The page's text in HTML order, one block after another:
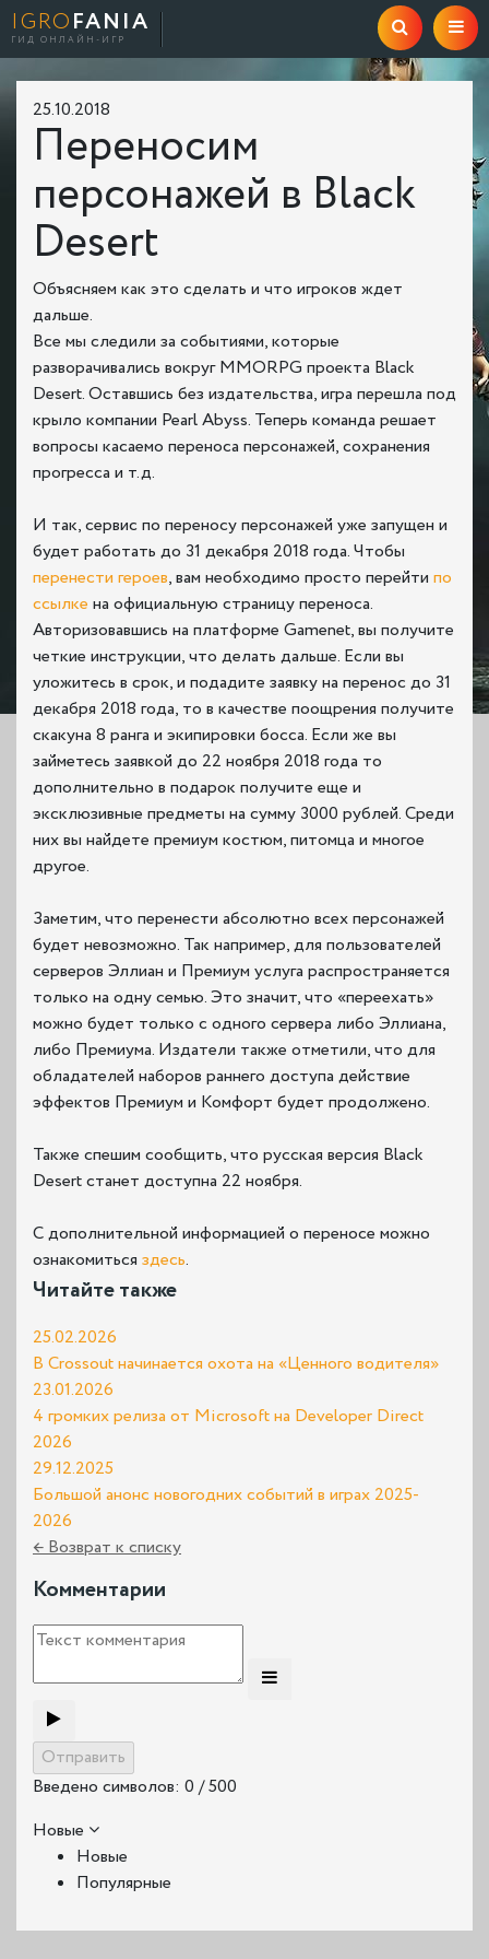
IGROFANIA
ГИД ОНЛАЙН-ИГР
25.10.2018
Переносим
персонажей в Black
Desert
Объясняем как это сделать и что игроков ждет
дальше.
Все мы следили за событиями, которые
разворачивались вокруг MMORPG проекта Black
Desert. Оставшись без издательства, игра перешла под
крыло компании Pearl Abyss. Теперь команда решает
вопросы касаемо переноса персонажей, сохранения
прогресса и т.д.
И так, сервис по переносу персонажей уже запущен и
будет работать до 31 декабря 2018 года. Чтобы
перенести героев, вам необходимо просто перейти по
ссылке на официальную страницу переноса.
Авторизовавшись на платформе Gamenet, вы получите
четкие инструкции, что делать дальше. Если вы
уложитесь в срок, и подадите заявку на перенос до 31
декабря 2018 года, то в качестве поощрения получите
скакуна 8 ранга и экипировки босса. Если же вы
займетесь заявкой до 22 ноября 2018 года то
дополнительно в подарок получите еще и
эксклюзивные предметы на сумму 3000 рублей. Среди
них вы найдете премиум костюм, питомца и многое
другое.
Заметим, что перенести абсолютно всех персонажей
будет невозможно. Так например, для пользователей
серверов Эллиан и Премиум услуга распространяется
только на одну семью. Это значит, что «переехать»
можно будет только с одного сервера либо Эллиана,
либо Премиума. Издатели также отметили, что для
обладателей наборов раннего доступа действие
эффектов Премиум и Комфорт будет продолжено.
Также спешим сообщить, что русская версия Black
Desert станет доступна 22 ноября.
С дополнительной информацией о переносе можно
ознакомиться здесь.
Читайте также
25.02.2026
В Crossout начинается охота на «Ценного водителя»
23.01.2026
4 громких релиза от Microsoft на Developer Direct
2026
29.12.2025
Большой анонс новогодних событий в играх 2025-
2026
← Возврат к списку
Комментарии
Введено символов: 0 / 500
Новые
Новые
Популярные